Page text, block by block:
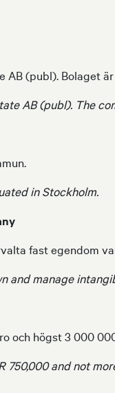
AB (publ). Bolaget
AB (publ). The
in Stockholm.
fast egendom
and manage
och högst 3 000
and not